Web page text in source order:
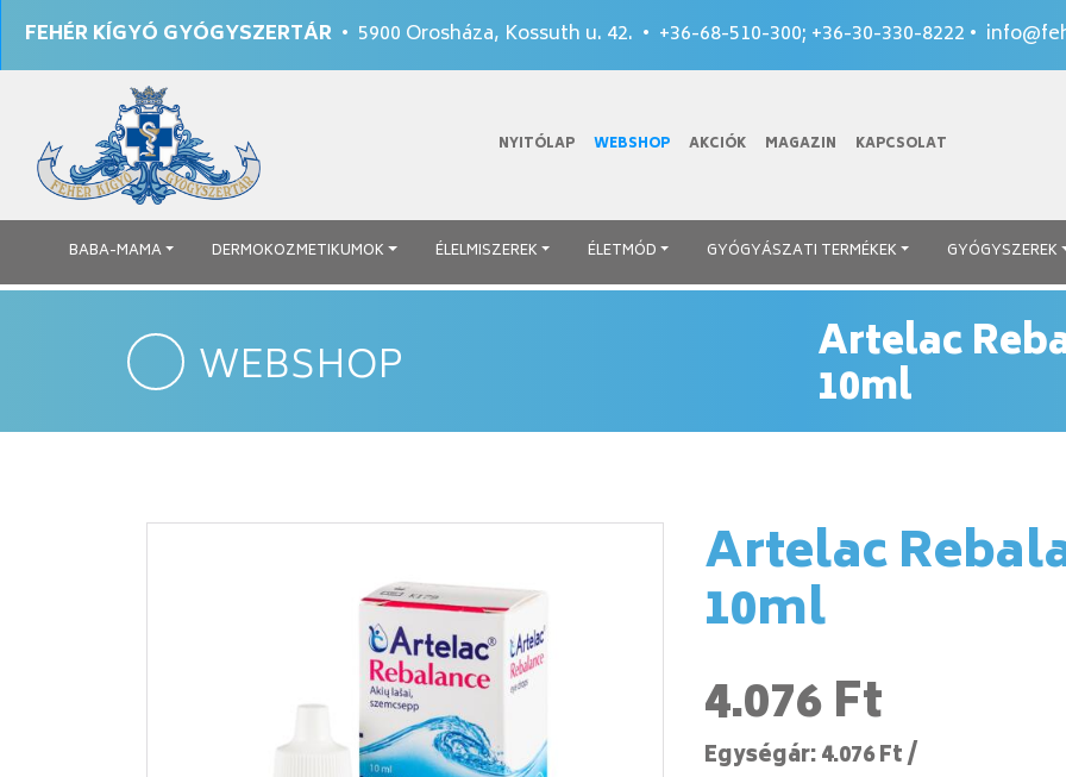
FEHÉR KÍGYÓ GYÓGYSZERTÁR• 5900 Orosháza, Kossuth u. 42. • +36-68-510-300; +36-30-330-8222 •
NYITÓLAP WEBSHOP AKCIÓK MAGAZIN KAPCSOLAT
BABA-MAMA DERMOKOZMETIKUMOK ÉLELMISZEREK ÉLETMÓD GYÓGYÁSZATI TERMÉKEK GYÓGYSZEREK
WEBSHOP Artelac
10ml
Artelac
10ml
4.076 Ft
Egységár: 4.076 Ft /